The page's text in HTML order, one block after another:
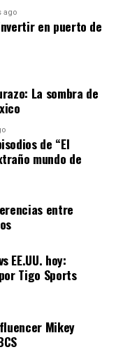
se combate con
vigentes y
antes de
riesgos de
a
Es molesto, sí.
su
tienes un
bajo permiso
ago
en puerto de
La sombra de
de “El
mundo de
entre
EE.UU. hoy:
Tigo Sports
Mikey